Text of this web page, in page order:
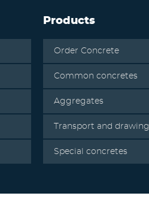
Products
Order Concrete
Common concretes
Aggregates
Transport and drawing
Special concretes